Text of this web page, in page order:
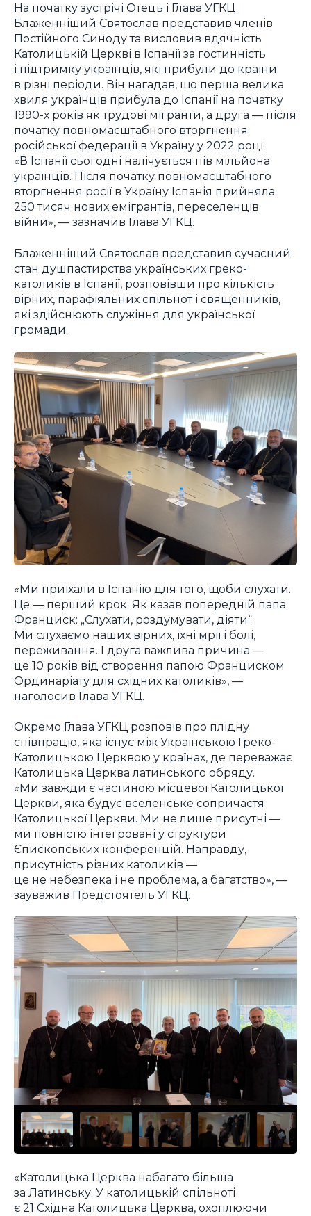
На початку зустрічі Отець і Глава УГКЦ
Блаженніший Святослав представив членів
Постійного Синоду та висловив вдячність
Католицькій Церкві в Іспанії за гостинність
і підтримку українців, які прибули до країни
в різні періоди. Він нагадав, що перша велика
хвиля українців прибула до Іспанії на початку
1990-х років як трудові мігранти, а друга — після
початку повномасштабного вторгнення
російської федерації в Україну у 2022 році.
«В Іспанії сьогодні налічується пів мільйона
українців. Після початку повномасштабного
вторгнення росії в Україну Іспанія прийняла
250 тисяч нових емігрантів, переселенців
війни», — зазначив Глава УГКЦ.
Блаженніший Святослав представив сучасний
стан душпастирства українських греко-
католиків в Іспанії, розповівши про кількість
вірних, парафіяльних спільнот і священників,
які здійснюють служіння для української
громади.
«Ми приїхали в Іспанію для того, щоби слухати.
Це — перший крок. Як казав попередній папа
Франциск: „Слухати, роздумувати, діяти“.
Ми слухаємо наших вірних, їхні мрії і болі,
переживання. І друга важлива причина —
це 10 років від створення папою Франциском
Ординаріату для східних католиків», —
наголосив Глава УГКЦ.
Окремо Глава УГКЦ розповів про плідну
співпрацю, яка існує між Українською Греко-
Католицькою Церквою у країнах, де переважає
Католицька Церква латинського обряду.
«Ми завжди є частиною місцевої Католицької
Церкви, яка будує вселенське сопричастя
Католицької Церкви. Ми не лише присутні —
ми повністю інтегровані у структури
Єпископських конференцій. Направду,
присутність різних католиків —
це не небезпека і не проблема, а багатство», —
зауважив Предстоятель УГКЦ.
«Католицька Церква набагато більша
за Латинську. У католицькій спільноті
є 21 Східна Католицька Церква, охоплюючи